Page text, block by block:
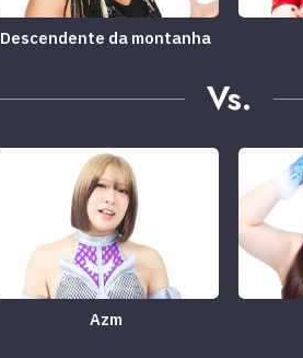
Descendente da montanha
Vs.
Azm